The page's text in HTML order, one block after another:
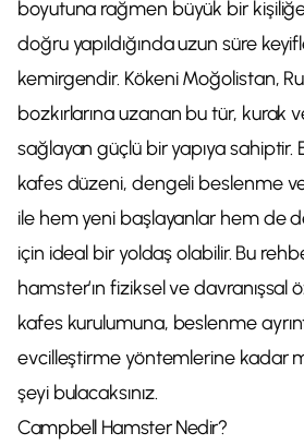
boyutuna rağmen büyük bir
doğru yapıldığında uzun süre
kemirgendir. Kökeni Moğolistan,
bozkırlarına uzanan bu tür, kurak
sağlayan güçlü bir yapıya
kafes düzeni, dengeli beslenme
ile hem yeni başlayanlar hem de
için ideal bir yoldaş olabilir. Bu
hamster’ın fiziksel ve
kafes kurulumuna, beslenme
evcilleştirme yöntemlerine kadar
şeyi bulacaksınız.
Campbell Hamster Nedir?